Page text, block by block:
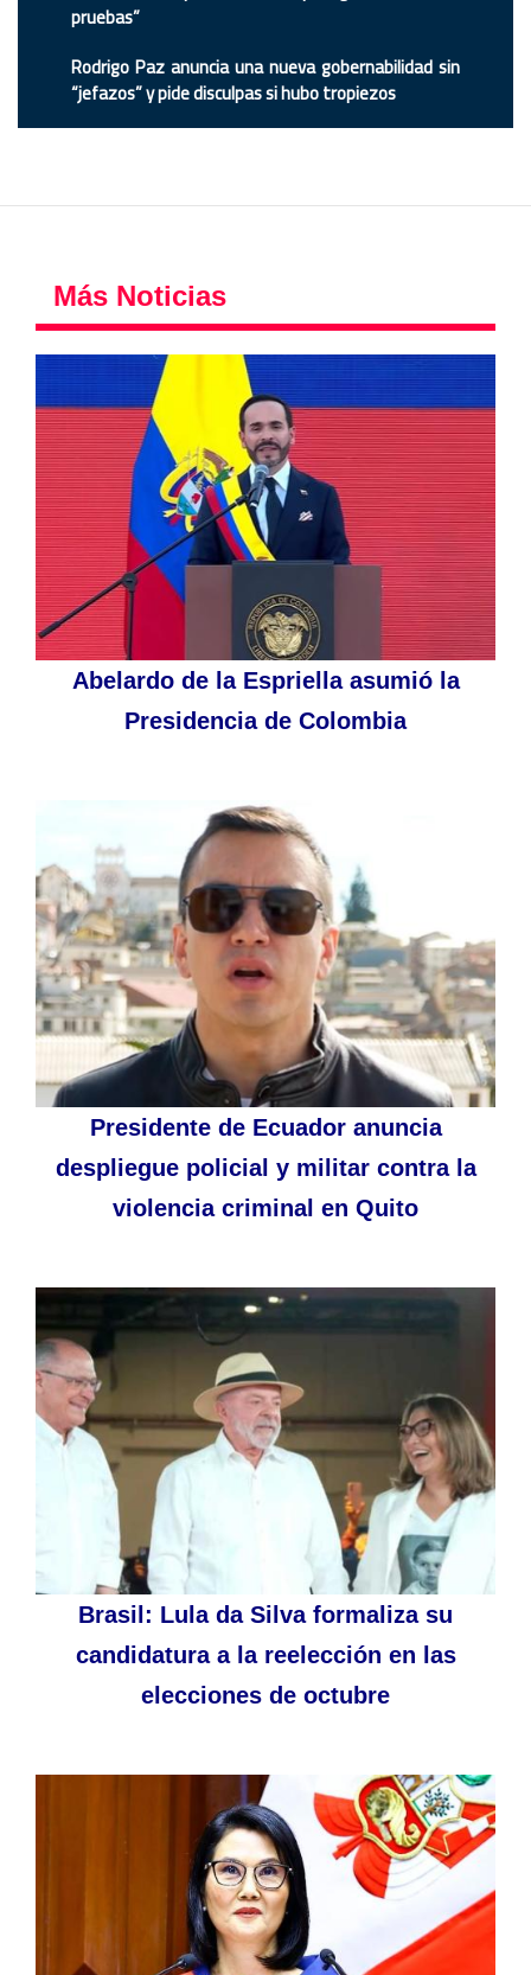
pruebas”
Rodrigo Paz anuncia una nueva gobernabilidad sin
“jefazos” y pide disculpas si hubo tropiezos
Más Noticias
Abelardo de la Espriella asumió la
Presidencia de Colombia
Presidente de Ecuador anuncia
despliegue policial y militar contra la
violencia criminal en Quito
Brasil: Lula da Silva formaliza su
candidatura a la reelección en las
elecciones de octubre